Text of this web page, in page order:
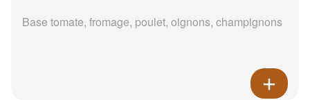
Base tomate, fromage, poulet, oignons, champignons